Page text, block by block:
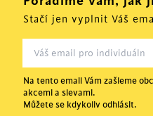
Stačí jen vyplnit Váš
Na tento email Vám zašleme
akcemi a slevami.
Můžete se kdykoliv odhlásit.